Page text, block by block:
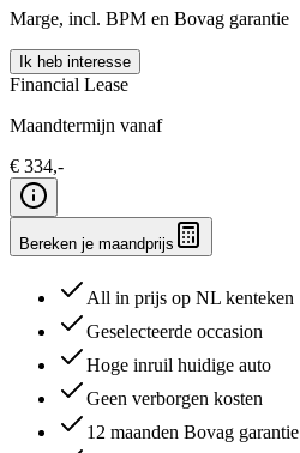
Marge, incl. BPM en Bovag garantie
Ik heb interesse
Financial Lease
Maandtermijn vanaf
€ 334,-
Bereken je maandprijs
All in prijs op NL kenteken
Geselecteerde occasion
Hoge inruil huidige auto
Geen verborgen kosten
12 maanden Bovag garantie